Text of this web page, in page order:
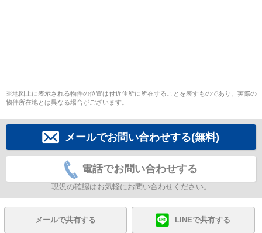
※地図上に表示される物件の位置は付近住所に所在することを表すものであり、実際の
物件所在地とは異なる場合がございます。
メールでお問い合わせする(無料)
電話でお問い合わせする
現況の確認はお気軽にお問い合わせください。
メールで共有する LINEで共有する